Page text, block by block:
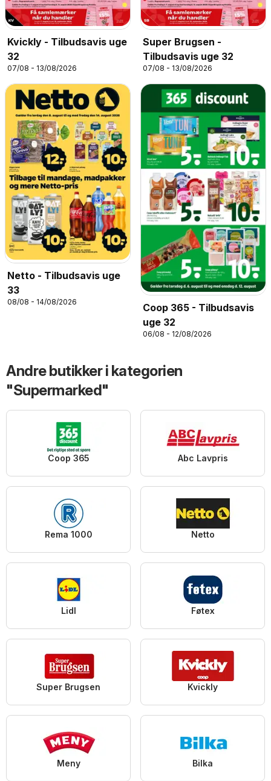
Kvickly - Tilbudsavis uge
32
07/08 - 13/08/2026
Super Brugsen -
Tilbudsavis uge 32
07/08 - 13/08/2026
Netto - Tilbudsavis uge
33
08/08 - 14/08/2026
Coop 365 - Tilbudsavis
uge 32
06/08 - 12/08/2026
Andre butikker i kategorien
"Supermarked"
Coop 365 Abc Lavpris
Rema 1000 Netto
Lidl Føtex
Super Brugsen Kvickly
Meny Bilka